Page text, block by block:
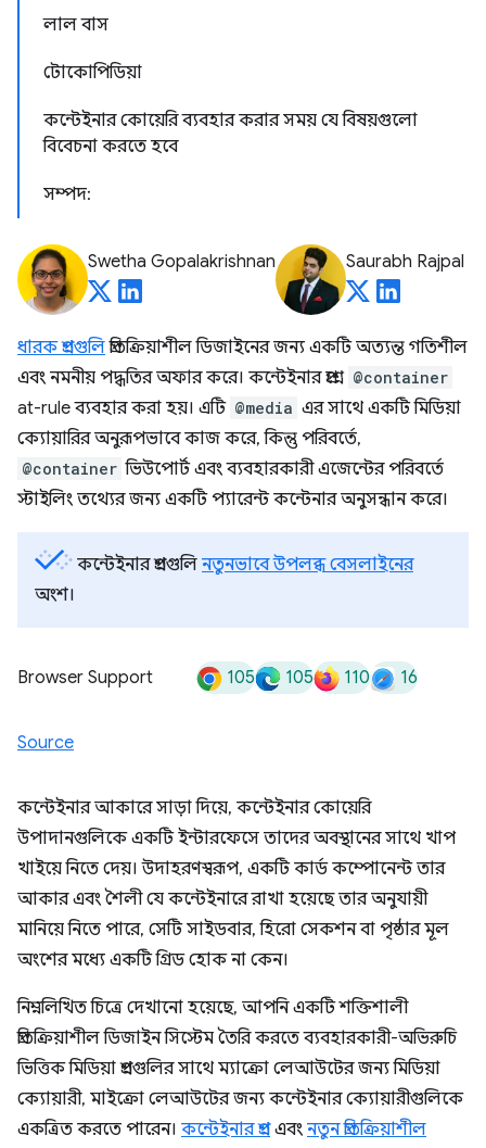
লাল বাস
টোকোপিডিয়া
কন্টেইনার কোয়েরি ব্যবহার করার সময় যে বিষয়গুলো
বিবেচনা করতে হবে
সম্পদ:
Swetha Gopalakrishnan Saurabh Rajpal
ধারক প্রশ্নগুলিপ্রতিক্রিয়াশীল ডিজাইনের জন্য একটি অত্যন্ত গতিশীল
এবং নমনীয় পদ্ধতির অফার করে। কন্টেইনার প্রশ্নে @container
at-rule ব্যবহার করা হয়। এটি @media এর সাথে একটি মিডিয়া
ক্যোয়ারির অনুরূপভাবে কাজ করে, কিন্তু পরিবর্তে,
@container ভিউপোর্ট এবং ব্যবহারকারী এজেন্টের পরিবর্তে
স্টাইলিং তথ্যের জন্য একটি প্যারেন্ট কন্টেনার অনুসন্ধান করে।
কন্টেইনার প্রশ্নগুলি নতুনভাবে উপলব্ধ বেসলাইনের
অংশ।
Browser Support 105 105 110 16
Source
কন্টেইনার আকারে সাড়া দিয়ে, কন্টেইনার কোয়েরি
উপাদানগুলিকে একটি ইন্টারফেসে তাদের অবস্থানের সাথে খাপ
খাইয়ে নিতে দেয়। উদাহরণস্বরূপ, একটি কার্ড কম্পোনেন্ট তার
আকার এবং শৈলী যে কন্টেইনারে রাখা হয়েছে তার অনুযায়ী
মানিয়ে নিতে পারে, সেটি সাইডবার, হিরো সেকশন বা পৃষ্ঠার মূল
অংশের মধ্যে একটি গ্রিড হোক না কেন।
নিম্নলিখিত চিত্রে দেখানো হয়েছে, আপনি একটি শক্তিশালী
প্রতিক্রিয়াশীল ডিজাইন সিস্টেম তৈরি করতে ব্যবহারকারী-অভিরুচি
ভিত্তিক মিডিয়া প্রশ্নগুলির সাথে ম্যাক্রো লেআউটের জন্য মিডিয়া
ক্যোয়ারী, মাইক্রো লেআউটের জন্য কন্টেইনার ক্যোয়ারীগুলিকে
একত্রিত করতে পারেন। কন্টেইনার প্রশ্নএবং নতুন প্রতিক্রিয়াশীল